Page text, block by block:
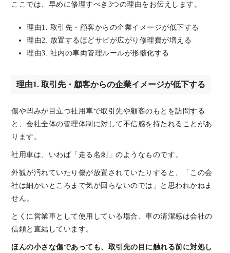
ここでは、早めに修理すべき3つの理由をお伝えします。
理由1. 取引先・顧客からの企業イメージが低下する
理由2. 放置するほどサビが広がり修理費が増える
理由3. 社内の車両管理ルールが形骸化する
理由1. 取引先・顧客からの企業イメージが低下する
傷や凹みが目立つ社用車で取引先や顧客のもとを訪問する
と、会社全体の管理体制に対して不信感を持たれることがあ
ります。
社用車は、いわば「走る名刺」のようなものです。
外観が汚れていたり傷が放置されていたりすると、「この会
社は細かいところまで気が回らないのでは」と思われかねま
せん。
とくに営業車として使用している場合、車の清潔感は会社の
信頼と直結しています。
ほんの小さな傷であっても、取引先の目に触れる前に対処し